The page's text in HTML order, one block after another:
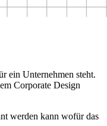
ein Unternehmen steht.
Corporate Design
werden kann wofür das